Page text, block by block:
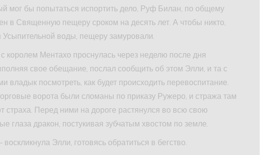
мог бы попытаться испортить дело, Руф Билан, по общему
в Священную пещеру сроком на десять лет. А чтобы никто,
Усыпительной воды, пещеру замуровали.
королем Ментахо проснулась через неделю после дня
свое обещание, послал сообщить об этом Элли, и та с
владык посмотреть, как будет происходить перевоспитание.
ворота были сломаны по приказу Ружеро, и стража там
страха. Перед ними на дороге растянулся во всю свою
глаза дракон, постукивая зубчатым хвостом по земле.
Элли, готовясь обратиться в бегство.